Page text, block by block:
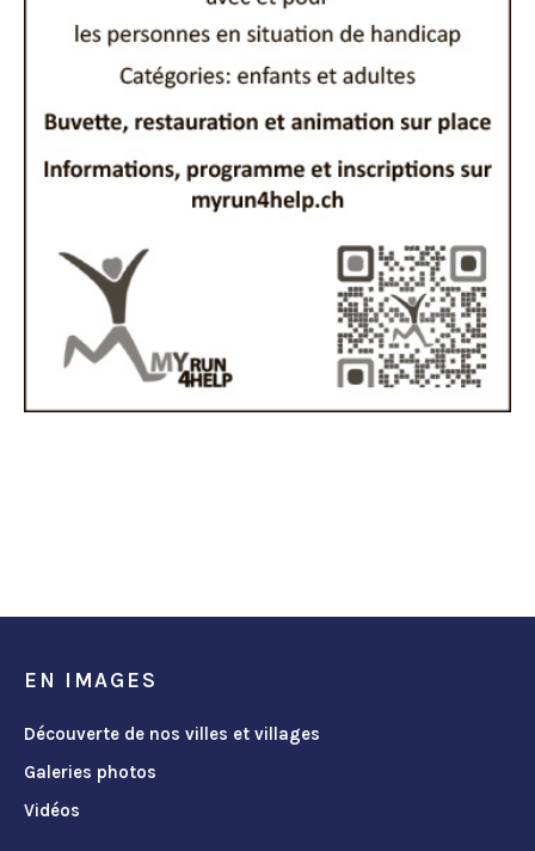
EN IMAGES
Découverte de nos villes et villages
Galeries photos
Vidéos